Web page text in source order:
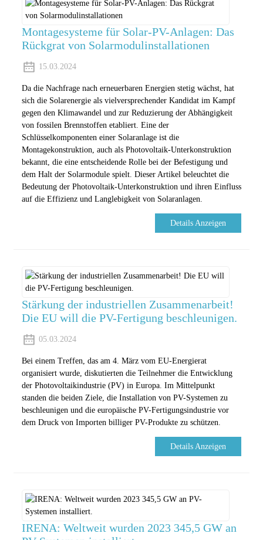
Montagesysteme für Solar-PV-Anlagen: Das
Rückgrat von Solarmodulinstallationen
15.03.2024
Da die Nachfrage nach erneuerbaren Energien stetig wächst, hat
sich die Solarenergie als vielversprechender Kandidat im Kampf
gegen den Klimawandel und zur Reduzierung der Abhängigkeit
von fossilen Brennstoffen etabliert. Eine der
Schlüsselkomponenten einer Solaranlage ist die
Montagekonstruktion, auch als Photovoltaik-Unterkonstruktion
bekannt, die eine entscheidende Rolle bei der Befestigung und
dem Halt der Solarmodule spielt. Dieser Artikel beleuchtet die
Bedeutung der Photovoltaik-Unterkonstruktion und ihren Einfluss
auf die Effizienz und Langlebigkeit von Solaranlagen.
Details Anzeigen
Stärkung der industriellen Zusammenarbeit!
Die EU will die PV-Fertigung beschleunigen.
05.03.2024
Bei einem Treffen, das am 4. März vom EU-Energierat
organisiert wurde, diskutierten die Teilnehmer die Entwicklung
der Photovoltaikindustrie (PV) in Europa. Im Mittelpunkt
standen die beiden Ziele, die Installation von PV-Systemen zu
beschleunigen und die europäische PV-Fertigungsindustrie vor
dem Druck von Importen billiger PV-Produkte zu schützen.
Details Anzeigen
IRENA: Weltweit wurden 2023 345,5 GW an